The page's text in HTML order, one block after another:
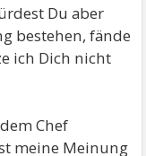
Du aber
bestehen, fände
ich Dich nicht
Chef
meine Meinung